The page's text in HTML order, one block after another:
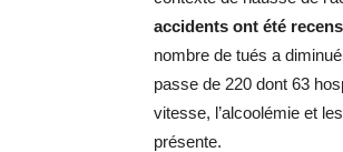
accidents ont été
nombre de tués a
passe de 220 dont 63
vitesse, l’alcoolémie et
présente.